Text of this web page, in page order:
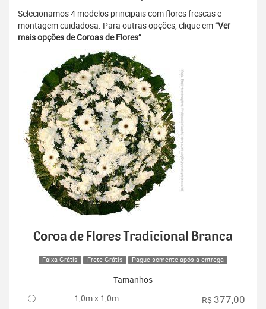
Selecionamos 4 modelos principais com flores frescas e
montagem cuidadosa. Para outras opções, clique em“Ver
mais opções de Coroas de Flores”.
Coroa de Flores Tradicional Branca
Faixa Grátis Frete Grátis Pague somente após a entrega
Tamanhos
1,0m x 1,0m
R$ 377,00